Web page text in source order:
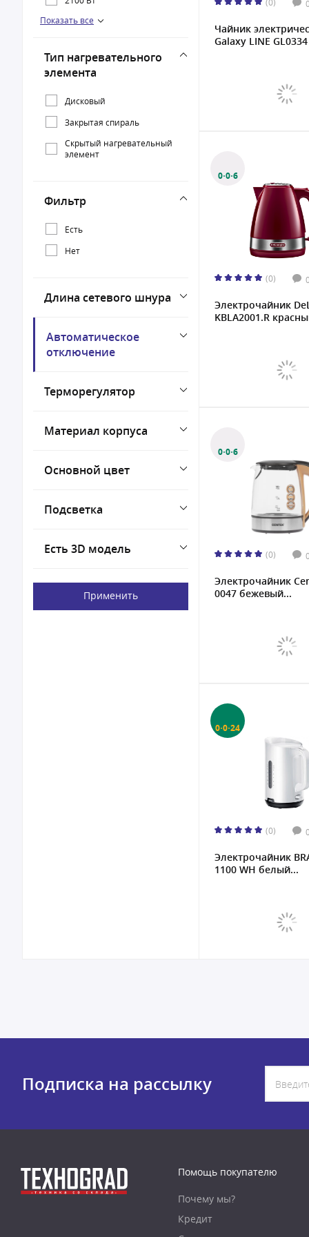
2150 Вт
Показать все
Тип нагревательного
элемента
Дисковый
Закрытая спираль
Скрытый нагревательный
элемент
Фильтр
Есть
Нет
Длина сетевого шнура
Автоматическое
отключение
Терморегулятор
Материал корпуса
Основной цвет
Подсветка
Есть 3D модель
Применить
0
Чайник
Galaxy LINE
0·0·6
(0) 0
Электрочайник
KBLA2001.R
0·0·6
(0) 0
Электрочайник
0047 бежевый...
0·0·24
(0) 0
Электрочайник
1100 WH белый...
Подписка на рассылку
Помощь покупателю
Почему мы?
Кредит